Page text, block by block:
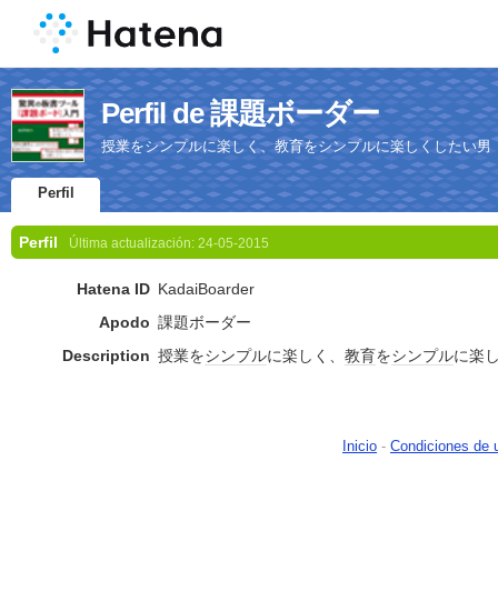
Perfil de 課題ボーダー
授業をシンプルに楽しく、教育をシンプルに楽しくしたい男
Perfil
Perfil Última actualización: 24-05-2015
Hatena ID KadaiBoarder
Apodo 課題ボーダー
Description 授業をシンプルに楽しく、 教育をシンプルに楽
Inicio - Condiciones de